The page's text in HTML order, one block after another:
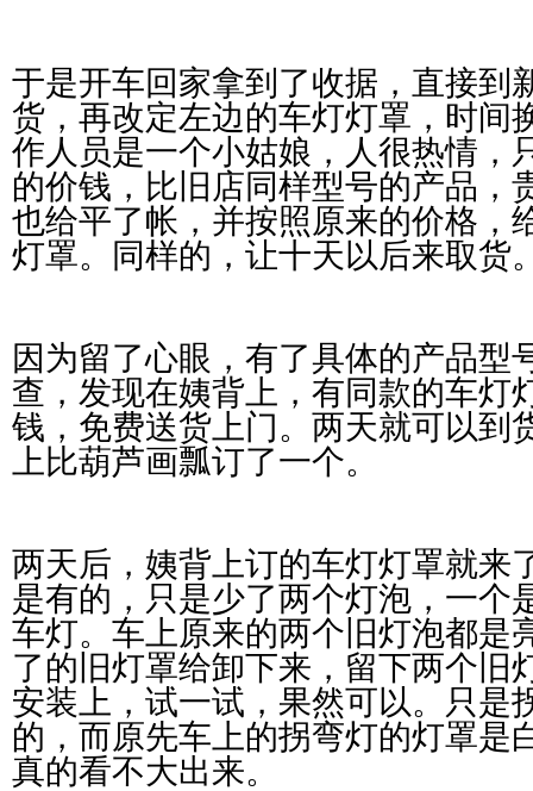
于是开车回家拿到了收据，直接到
货，再改定左边的车灯灯罩，时间
作人员是一个小姑娘，人很热情，
的价钱，比旧店同样型号的产品，
也给平了帐，并按照原来的价格，
灯罩。同样的，让十天以后来取货
因为留了心眼，有了具体的产品型
查，发现在姨背上，有同款的车灯
钱，免费送货上门。两天就可以到
上比葫芦画瓢订了一个。
两天后，姨背上订的车灯灯罩就来
是有的，只是少了两个灯泡，一个
车灯。车上原来的两个旧灯泡都是
了的旧灯罩给卸下来，留下两个旧
安装上，试一试，果然可以。只是
的，而原先车上的拐弯灯的灯罩是
真的看不大出来。